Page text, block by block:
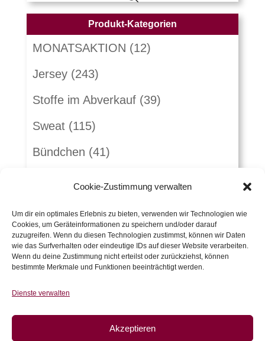
Cookie-Zustimmung verwalten
Um dir ein optimales Erlebnis zu bieten, verwenden wir Technologien wie
Cookies, um Geräteinformationen zu speichern und/oder darauf
zuzugreifen. Wenn du diesen Technologien zustimmst, können wir Daten
wie das Surfverhalten oder eindeutige IDs auf dieser Website verarbeiten.
Wenn du deine Zustimmung nicht erteilst oder zurückziehst, können
bestimmte Merkmale und Funktionen beeinträchtigt werden.
Dienste verwalten
Akzeptieren
Produkt-Kategorien
MONATSAKTION (12)
Jersey (243)
Stoffe im Abverkauf (39)
Sweat (115)
Bündchen (41)
Schnürlsamt (5)
Herbst-Winterstoffe (21)
(5)